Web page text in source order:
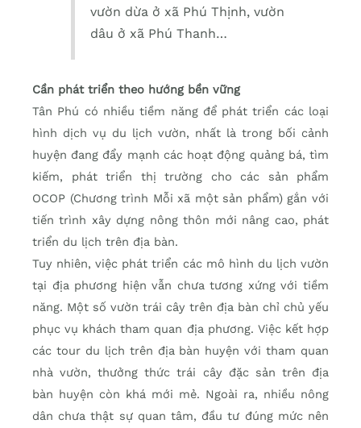
vườn dừa ở xã Phú Thịnh, vườn
dâu ở xã Phú Thanh…
Cần phát triển theo hướng bền vững
Tân Phú có nhiều tiềm năng để phát triển các loại
hình dịch vụ du lịch vườn, nhất là trong bối cảnh
huyện đang đẩy mạnh các hoạt động quảng bá, tìm
kiếm, phát triển thị trường cho các sản phẩm
OCOP (Chương trình Mỗi xã một sản phẩm) gắn với
tiến trình xây dựng nông thôn mới nâng cao, phát
triển du lịch trên địa bàn.
Tuy nhiên, việc phát triển các mô hình du lịch vườn
tại địa phương hiện vẫn chưa tương xứng với tiềm
năng. Một số vườn trái cây trên địa bàn chỉ chủ yếu
phục vụ khách tham quan địa phương. Việc kết hợp
các tour du lịch trên địa bàn huyện với tham quan
nhà vườn, thưởng thức trái cây đặc sản trên địa
bàn huyện còn khá mới mẻ. Ngoài ra, nhiều nông
dân chưa thật sự quan tâm, đầu tư đúng mức nên